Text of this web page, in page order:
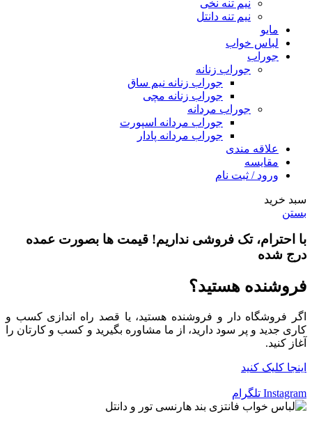
نیم تنه نخی
نیم تنه دانتل
مایو
لباس خواب
جوراب
جوراب زنانه
جوراب زنانه نیم ساق
جوراب زنانه مچی
جوراب مردانه
جوراب مردانه اسپورت
جوراب مردانه پادار
علاقه مندی
مقایسه
ورود / ثبت نام
سبد خرید
بستن
با احترام، تک فروشی نداریم! قیمت ها بصورت عمده
درج شده
فروشنده هستید؟
اگر فروشگاه دار و فروشنده هستید، یا قصد راه اندازی کسب و
کاری جدید و پر سود دارید، از ما مشاوره بگیرید و کسب و کارتان را
آغاز کنید.
اینجا کلیک کنید
Instagram تلگرام